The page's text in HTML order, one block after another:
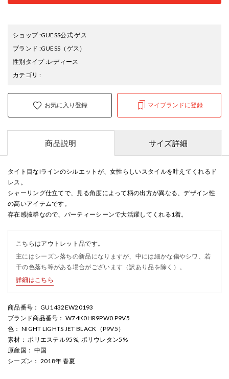
ショップ:GUESS公式 ゲス
ブランド :GUESS （ゲス）
性別タイプ:レディース
カテゴリ :
お気に入り登録 マイブランドに登録
商品説明 サイズ詳細
タイト目なIラインのシルエットが、女性らしいスタイルを叶えてくれるド
レス。
シャーリング仕立てで、見る角度によって柄の出方が異なる、デザイン性
の高いアイテムです。
存在感抜群なので、パーティーシーンで大活躍してくれる1着。
こちらはアウトレット品です。
主にはシーズン落ちの新品になりますが、中には細かな傷やシワ、若
干の色落ち等がある場合がございます（訳あり品を除く）。
詳細はこちら
商品番号 ： GU1432EW20193
ブランド商品番号 ： W74K0HR9PW0 P9V5
色 ： NIGHT LIGHTS JET BLACK（P9V5）
素材 ： ポリエステル95%, ポリウレタン5%
原産国 ： 中国
シーズン ： 2018年 春夏